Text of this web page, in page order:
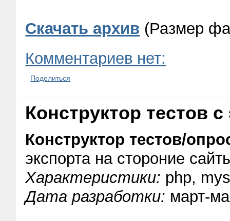
Скачать архив (Размер
Комментариев нет:
Поделиться
Конструктор тестов
Конструктор тестов/
экспорта на стороние
Характеристики: php,
Дата разработки: март-